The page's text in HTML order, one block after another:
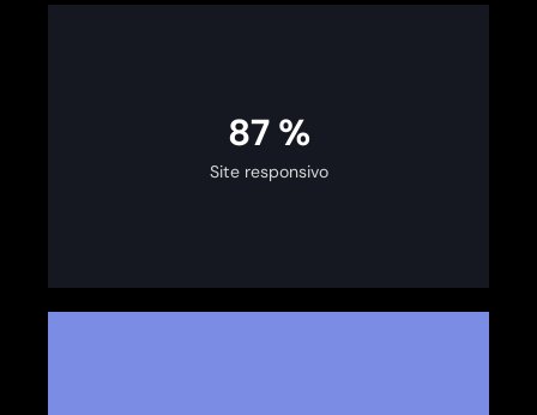
100%
Site responsivo